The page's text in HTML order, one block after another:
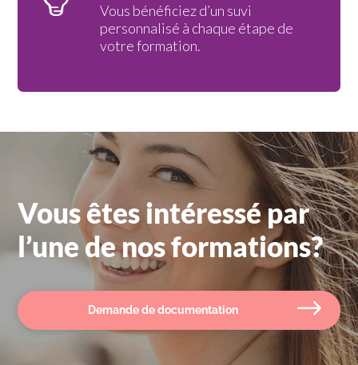
Vous bénéficiez d’un suvi
personnalisé à chaque étape de
votre formation.
Vous êtes intéressé par
l’une de nos formations?
Demande de documentation